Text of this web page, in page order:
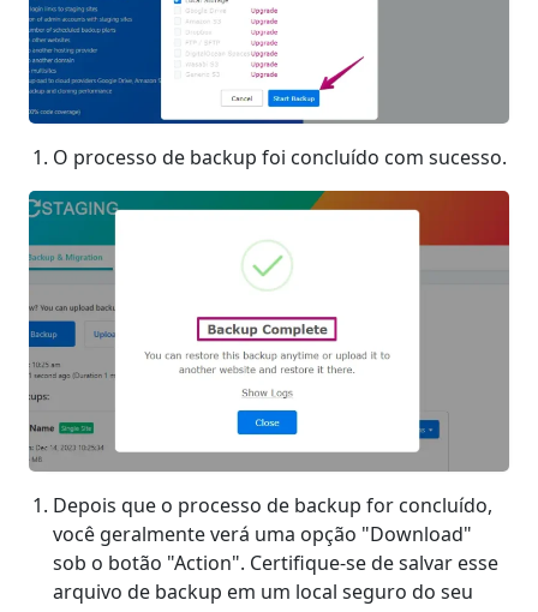
O processo de backup foi concluído com sucesso.
Depois que o processo de backup for concluído,
você geralmente verá uma opção "Download"
sob o botão "Action". Certifique-se de salvar esse
arquivo de backup em um local seguro do seu